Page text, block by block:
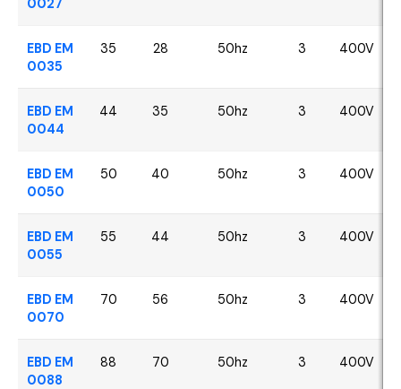
0027
EBD EM
0035
35 28 50hz 3 400V
EBD EM
0044
44 35 50hz 3 400V
EBD EM
0050
50 40 50hz 3 400V
EBD EM
0055
55 44 50hz 3 400V
EBD EM
0070
70 56 50hz 3 400V
EBD EM
0088
88 70 50hz 3 400V